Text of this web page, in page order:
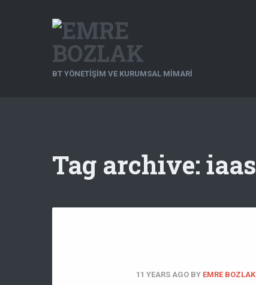
BT YÖNETIŞIM VE KURUMSAL MIMARI
Tag archive: iaas
11 YEARS AGO BY EMRE BOZLAK